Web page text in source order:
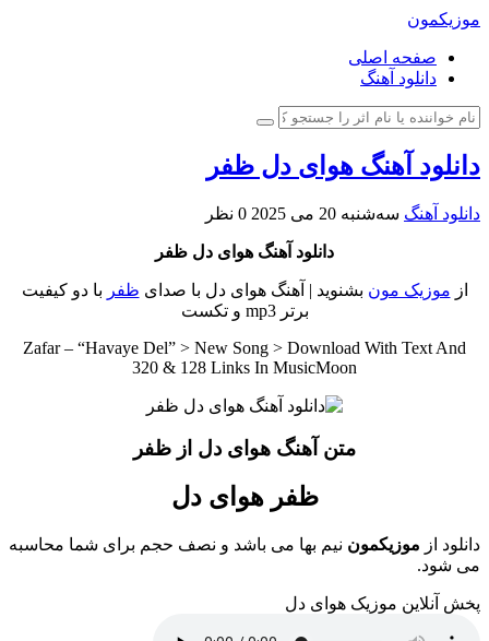
موزیکمون
صفحه اصلی
دانلود آهنگ
دانلود آهنگ هوای دل ظفر
دانلود آهنگ سه‌شنبه 20 می 2025 0 نظر
دانلود آهنگ هوای دل ظفر
از موزیک مون بشنوید | آهنگ هوای دل با صدای ظفر با دو کیفیت
برتر mp3 و تکست
Zafar – “Havaye Del” > New Song > Download With Text And
320 & 128 Links In MusicMoon
متن آهنگ هوای دل از ظفر
ظفر هوای دل
دانلود از موزیکمون نیم بها می باشد و نصف حجم برای شما محاسبه
می شود.
پخش آنلاین موزیک هوای دل